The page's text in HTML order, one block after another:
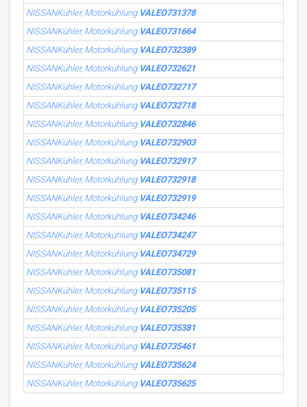
NISSANKühler, Motorkühlung VALEO731378
NISSANKühler, Motorkühlung VALEO731664
NISSANKühler, Motorkühlung VALEO732389
NISSANKühler, Motorkühlung VALEO732621
NISSANKühler, Motorkühlung VALEO732717
NISSANKühler, Motorkühlung VALEO732718
NISSANKühler, Motorkühlung VALEO732846
NISSANKühler, Motorkühlung VALEO732903
NISSANKühler, Motorkühlung VALEO732917
NISSANKühler, Motorkühlung VALEO732918
NISSANKühler, Motorkühlung VALEO732919
NISSANKühler, Motorkühlung VALEO734246
NISSANKühler, Motorkühlung VALEO734247
NISSANKühler, Motorkühlung VALEO734729
NISSANKühler, Motorkühlung VALEO735081
NISSANKühler, Motorkühlung VALEO735115
NISSANKühler, Motorkühlung VALEO735205
NISSANKühler, Motorkühlung VALEO735381
NISSANKühler, Motorkühlung VALEO735461
NISSANKühler, Motorkühlung VALEO735624
NISSANKühler, Motorkühlung VALEO735625